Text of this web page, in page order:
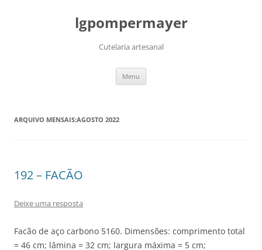
lgpompermayer
Cutelaria artesanal
Menu
ARQUIVO MENSAIS:AGOSTO 2022
192 – FACÃO
Deixe uma resposta
Facão de aço carbono 5160. Dimensões: comprimento total
= 46 cm; lâmina = 32 cm; largura máxima = 5 cm;